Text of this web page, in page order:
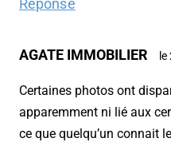
Réponse
AGATE IMMOBILIER
Certaines photos ont
apparemment ni lié aux
ce que quelqu’un connait